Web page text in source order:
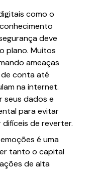
como o
deve
plano. Muitos
ameaças
conta até
na internet.
seus dados e
para evitar
de reverter.
é uma
tanto o capital
de alta